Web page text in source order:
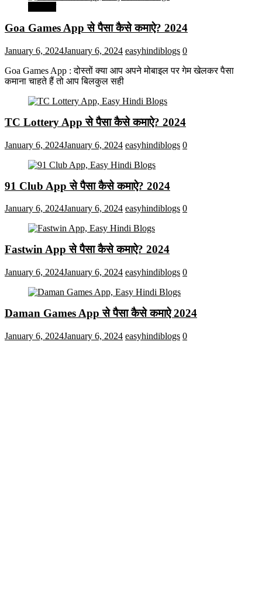
Goa Games App से पैसा कैसे कमाऐ? 2024
January 6, 2024January 6, 2024 easyhindiblogs 0
Goa Games App : दोस्तों क्या आप अपने मोबाइल पर गेम खेलकर पैसा
कमाना चाहते हैं तो आप बिलकुल सही
TC Lottery App से पैसा कैसे कमाऐ? 2024
January 6, 2024January 6, 2024 easyhindiblogs 0
91 Club App से पैसा कैसे कमाऐ? 2024
January 6, 2024January 6, 2024 easyhindiblogs 0
Fastwin App से पैसा कैसे कमाऐ? 2024
January 6, 2024January 6, 2024 easyhindiblogs 0
Daman Games App से पैसा कैसे कमाऐ 2024
January 6, 2024January 6, 2024 easyhindiblogs 0